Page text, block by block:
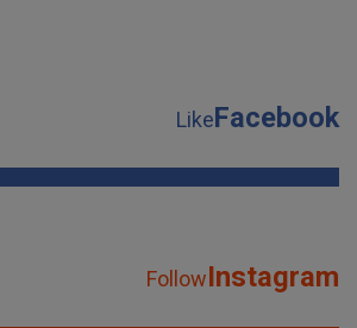
LikeFacebook
FollowInstagram